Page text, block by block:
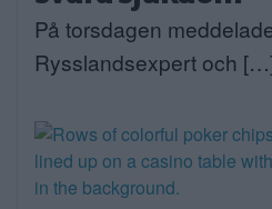
På torsdagen
Rysslandsexpert och